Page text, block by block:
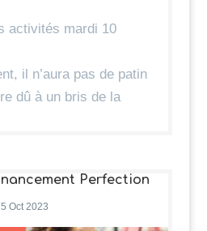
activités mardi 10
il n’aura pas de patin
dû à un bris de la
Perfection
5 Oct 2023